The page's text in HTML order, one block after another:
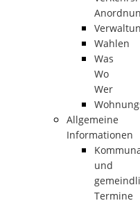
Wahlen
Was
Wo
Wer
Allgemeine
Informationen
und
Termine